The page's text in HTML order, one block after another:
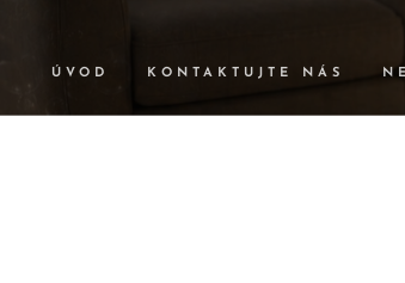
ÚVOD KONTAKTUJTE NÁS